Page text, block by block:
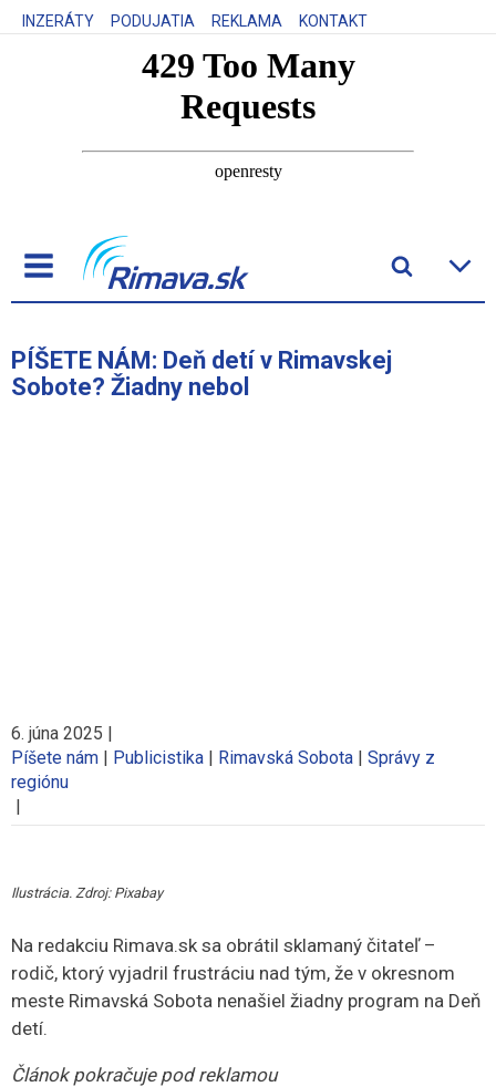
INZERÁTY PODUJATIA REKLAMA KONTAKT
PÍŠETE NÁM: Deň detí v Rimavskej
Sobote? Žiadny nebol
6. júna 2025 |
Píšete nám | Publicistika | Rimavská Sobota | Správy z
regiónu
|
Ilustrácia. Zdroj: Pixabay
Na redakciu Rimava.sk sa obrátil sklamaný čitateľ –
rodič, ktorý vyjadril frustráciu nad tým, že v okresnom
meste Rimavská Sobota nenašiel žiadny program na Deň
detí.
Článok pokračuje pod reklamou